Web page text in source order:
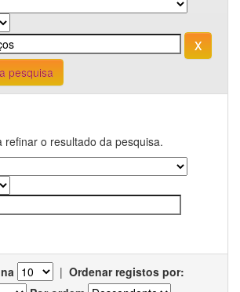
pesquisa
refinar o resultado da pesquisa.
| Ordenar registos por: